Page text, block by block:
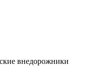
внедорожники